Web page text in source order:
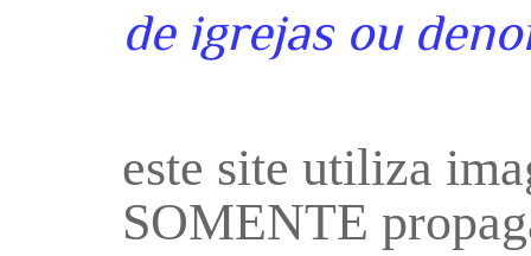
de igrejas ou
este site utiliza
SOMENTE